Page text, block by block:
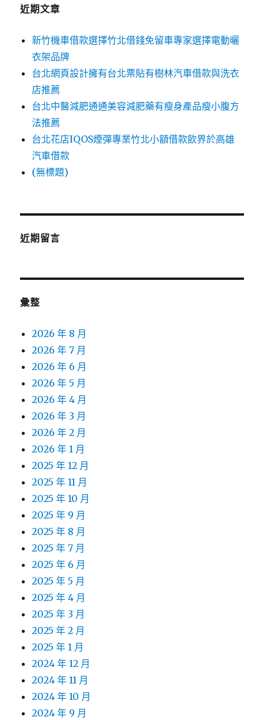
近期文章
新竹機車借款選擇竹北借錢免留車專家選擇電動曬
衣架品牌
台北網頁設計擁有台北票貼有樹林汽車借款與洗衣
店推薦
台北中醫減肥通通美容減肥藥有瘦身產品瘦小腹方
法推薦
台北花店IQOS煙彈專業竹北小額借款飲界於高雄
汽車借款
(無標題)
近期留言
彙整
2026 年 8 月
2026 年 7 月
2026 年 6 月
2026 年 5 月
2026 年 4 月
2026 年 3 月
2026 年 2 月
2026 年 1 月
2025 年 12 月
2025 年 11 月
2025 年 10 月
2025 年 9 月
2025 年 8 月
2025 年 7 月
2025 年 6 月
2025 年 5 月
2025 年 4 月
2025 年 3 月
2025 年 2 月
2025 年 1 月
2024 年 12 月
2024 年 11 月
2024 年 10 月
2024 年 9 月